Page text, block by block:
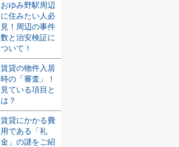
おゆみ野駅周辺
に住みたい人必
見！周辺の事件
数と治安検証に
ついて！
賃貸の物件入居
時の「審査」！
見ている項目と
は？
賃貸にかかる費
用である「礼
金」の謎をご紹